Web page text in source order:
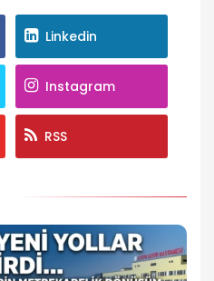
Linkedin
Instagram
RSS